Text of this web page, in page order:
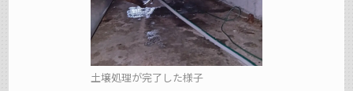
土壌処理が完了した様子